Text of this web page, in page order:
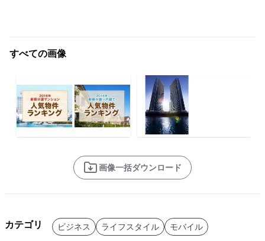
すべての画像
画像一括ダウンロード
カテゴリ ビジネス ライフスタイル モバイル